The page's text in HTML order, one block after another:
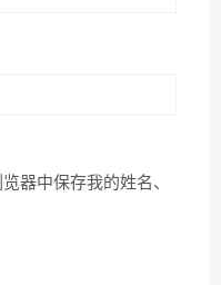
器中保存我的姓名、